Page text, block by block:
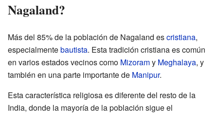
Nagaland?
Más del 85% de la población de Nagaland escristiana,
especialmentebautista. Esta tradición cristiana es común
en varios estados vecinos como Mizoramy Meghalaya, y
también en una parte importante de Manipur.
Esta característica religiosa es diferente del resto de la
India, donde la mayoría de la población sigue el